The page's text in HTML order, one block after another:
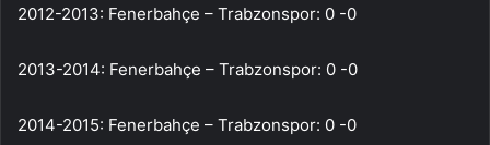
2012-2013: Fenerbahçe – Trabzonspor: 0 -0
2013-2014: Fenerbahçe – Trabzonspor: 0 -0
2014-2015: Fenerbahçe – Trabzonspor: 0 -0